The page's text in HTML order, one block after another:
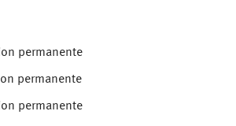
permanente
permanente
permanente